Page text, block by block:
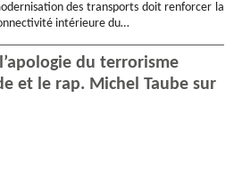
des transports doit renforcer la
intérieure du…
du terrorisme
et le rap. Michel Taube sur